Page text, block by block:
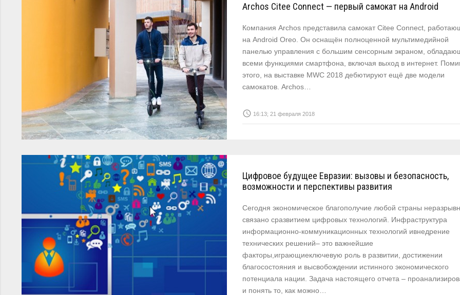
Archos Citee Connect — первый самокат на Android
Компания Archos представила самокат Citee Connect,
на Android Oreo. Он оснащён полноценной мультимедийной
панелью управления с большим сенсорным экраном,
всеми функциями смартфона, включая выход в интернет.
этого, на выставке MWC 2018 дебютируют ещё две модели
самокатов. Archos…
access_time 16:13; 21 февраля 2018
Цифровое будущее Евразии: вызовы и безопасность,
возможности и перспективы развития
Сегодня экономическое благополучие любой страны
связано сразвитием цифровых технологий. Инфраструктура
информационно-коммуникационных технологий ивнедрение
технических решений– это важнейшие
факторы,играющиеключевую роль в развитии, достижении
благосостояния и высвобождении истинного экономического
потенциала нации. Задача настоящего отчета –
и понять то, как можно…